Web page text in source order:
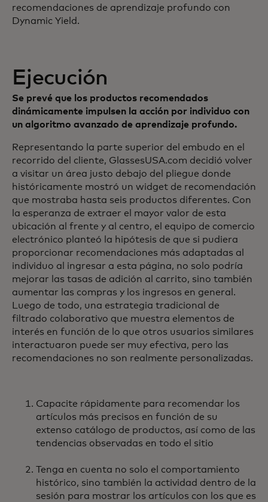
recomendaciones de aprendizaje profundo con
Dynamic Yield.
Ejecución
Se prevé que los productos recomendados
dinámicamente impulsen la acción por individuo con
un algoritmo avanzado de aprendizaje profundo.
Representando la parte superior del embudo en el
recorrido del cliente, GlassesUSA.com decidió volver
a visitar un área justo debajo del pliegue donde
históricamente mostró un widget de recomendación
que mostraba hasta seis productos diferentes. Con
la esperanza de extraer el mayor valor de esta
ubicación al frente y al centro, el equipo de comercio
electrónico planteó la hipótesis de que si pudiera
proporcionar recomendaciones más adaptadas al
individuo al ingresar a esta página, no solo podría
mejorar las tasas de adición al carrito, sino también
aumentar las compras y los ingresos en general.
Luego de todo, una estrategia tradicional de
filtrado colaborativo que muestra elementos de
interés en función de lo que otros usuarios similares
interactuaron puede ser muy efectiva, pero las
recomendaciones no son realmente personalizadas.
Capacite rápidamente para recomendar los
artículos más precisos en función de su
extenso catálogo de productos, así como de las
tendencias observadas en todo el sitio
Tenga en cuenta no solo el comportamiento
histórico, sino también la actividad dentro de la
sesión para mostrar los artículos con los que es